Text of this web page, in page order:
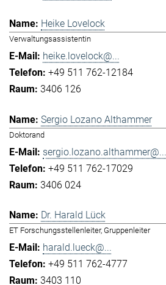
Heike Lovelock
Verwaltungsassistentin
heike.lovelock@...
+49 511 762-12184
3406 126
Sergio Lozano Althammer
Doktorand
sergio.lozano.althammer@...
+49 511 762-17029
3406 024
Dr. Harald Lück
ET Forschungsstellenleiter, Gruppenleiter
harald.lueck@...
+49 511 762-4777
3403 110